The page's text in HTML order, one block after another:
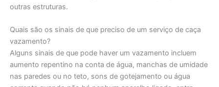
outras estruturas.
Quais são os sinais de que preciso de um serviço de caça
vazamento?
Alguns sinais de que pode haver um vazamento incluem
aumento repentino na conta de água, manchas de umidade
nas paredes ou no teto, sons de gotejamento ou água